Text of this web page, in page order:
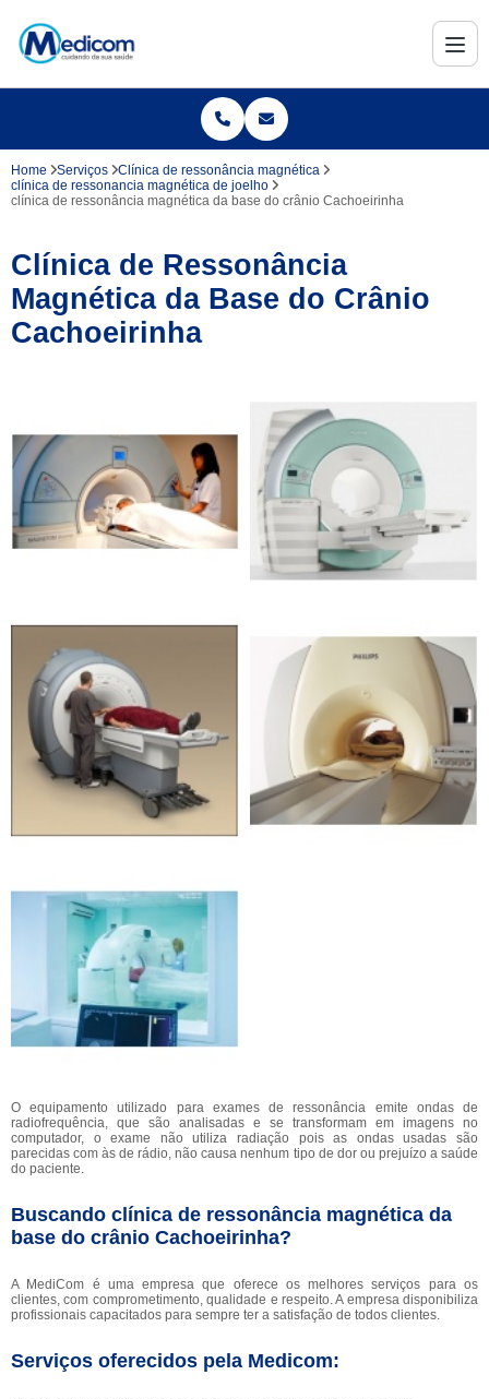
Home Serviços
Clínica de ressonância magnética
clínica de ressonancia magnética de joelho
clínica de ressonância magnética da base do crânio Cachoeirinha
Clínica de Ressonância
Magnética da Base do Crânio
Cachoeirinha
O equipamento utilizado para exames de ressonância emite ondas de
radiofrequência, que são analisadas e se transformam em imagens no
computador, o exame não utiliza radiação pois as ondas usadas são
parecidas com às de rádio, não causa nenhum tipo de dor ou prejuízo a saúde
do paciente.
Buscando clínica de ressonância magnética da
base do crânio Cachoeirinha?
A MediCom é uma empresa que oferece os melhores serviços para os
clientes, com comprometimento, qualidade e respeito. A empresa disponibiliza
profissionais capacitados para sempre ter a satisfação de todos clientes.
Serviços oferecidos pela Medicom: